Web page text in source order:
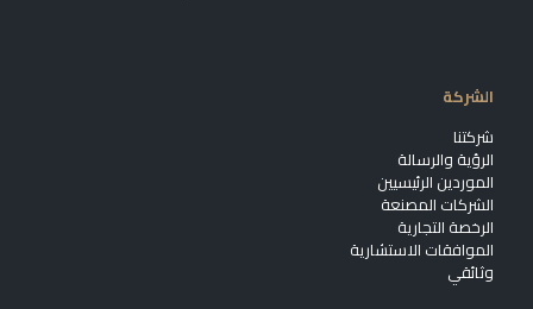
الشركة
شركتنا
الرؤية والرسالة
الموردين الرئيسيين
الشركات المصنعة
الرخصة التجارية
الموافقات الاستشارية
وثائقي